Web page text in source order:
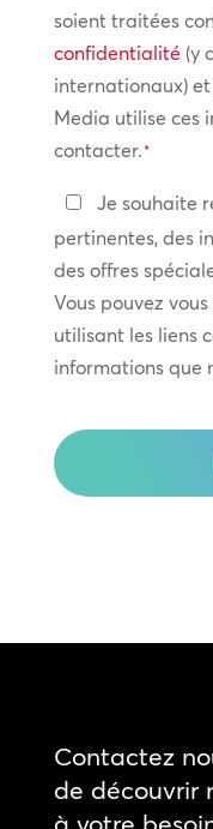
de
confidentialité
*
soient traitées
confidentialité(y
internationaux)
Media utilise ces
contacter.*
Restez
en
contact
Je souhaite
pertinentes, des
des offres
Vous pouvez
utilisant les liens
informations que
Contactez
de découvrir